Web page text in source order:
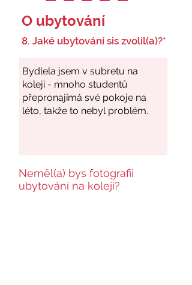
O ubytování
8. Jaké ubytování sis zvolil(a)?*
Neměl(a) bys fotografii
ubytování na koleji?